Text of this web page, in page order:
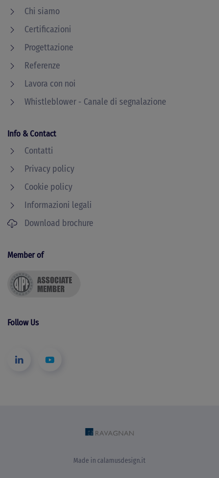
Chi siamo
Certificazioni
Progettazione
Referenze
Lavora con noi
Whistleblower - Canale di segnalazione
Info & Contact
Contatti
Privacy policy
Cookie policy
Informazioni legali
Download brochure
Member of
Follow Us
Made in calamusdesign.it